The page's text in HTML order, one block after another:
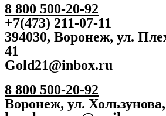
8 800 500-20-92
+7(473) 211-07-11
394030, Воронеж, ул.
41
Gold21@inbox.ru
8 800 500-20-92
Воронеж, ул.